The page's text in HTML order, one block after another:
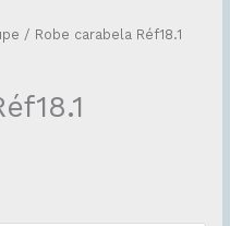
/ Robe carabela Réf18.1